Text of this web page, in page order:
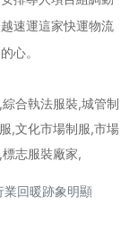
速運這家快運物流
心。
合執法服裝,城管制
,文化市場制服,市場
志服裝廠家,
業回暖跡象明顯